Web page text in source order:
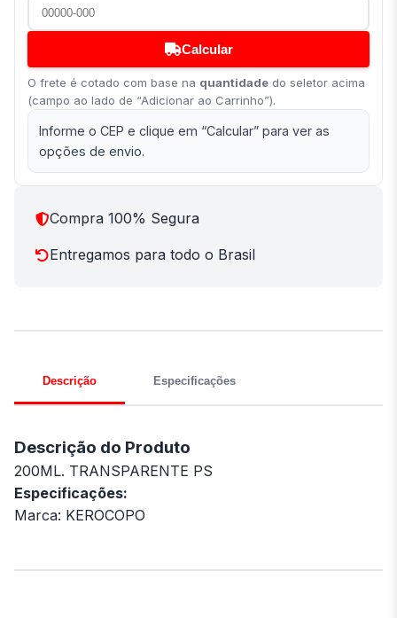
Calcular
O frete é cotado com base na quantidade do seletor acima
(campo ao lado de “Adicionar ao Carrinho”).
Informe o CEP e clique em “Calcular” para ver as
opções de envio.
Compra 100% Segura
Entregamos para todo o Brasil
Descrição Especificações
Descrição do Produto
200ML. TRANSPARENTE PS
Especificações:
Marca: KEROCOPO